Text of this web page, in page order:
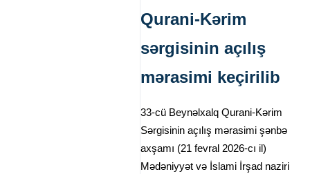
Qurani-Kərim
sərgisinin açılış
mərasimi keçirilib
33-cü Beynəlxalq Qurani-Kərim
Sərgisinin açılış mərasimi şənbə
axşamı (21 fevral 2026-cı il)
Mədəniyyət və İslami İrşad naziri